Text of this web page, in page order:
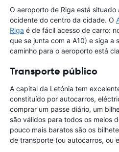
O aeroporto de Riga está situado
ocidente do centro da cidade. O
Riga é de fácil acesso de carro:
que se junta com a A10) e siga a
caminho para o aeroporto está
Transporte público
A capital da Letónia tem
constituído por autocarros,
comprar um passe diário, um
são válidos para todos os meios
pouco mais baratos são os
de transporte (ou autocarros, ou